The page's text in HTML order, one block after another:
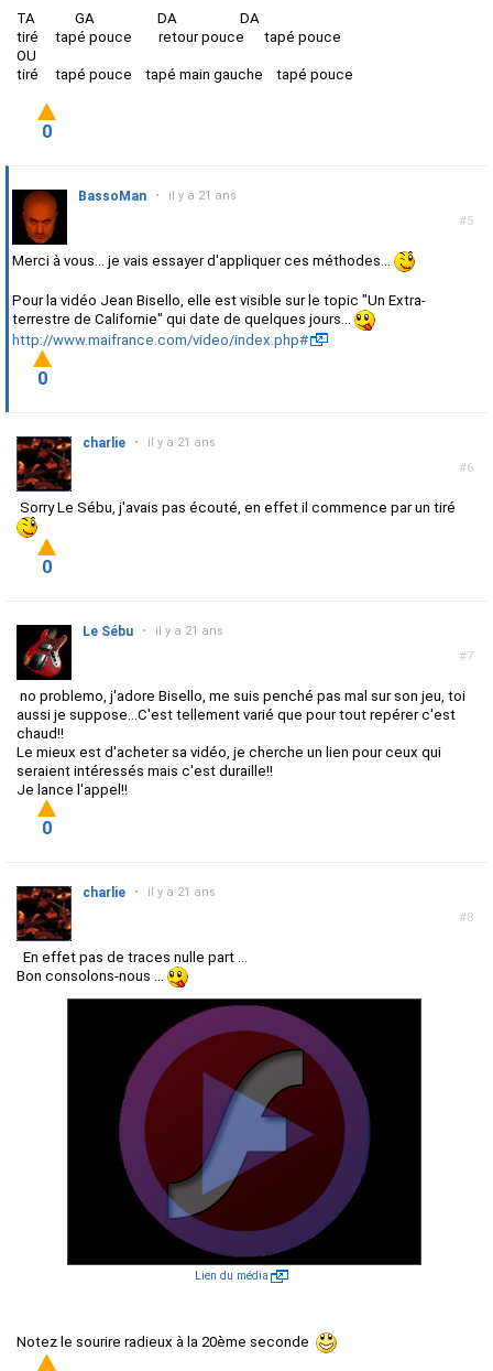
TA GA DA DA
tiré tapé pouce retour pouce tapé pouce
OU
tiré tapé pouce tapé main gauche tapé pouce
0
#5
BassoMan • il y a 21 ans
Merci à vous... je vais essayer d'appliquer ces méthodes...
Pour la vidéo Jean Bisello, elle est visible sur le topic "Un Extra-
terrestre de Californie" qui date de quelques jours...
http://www.maifrance.com/video/index.php#
0
#6
charlie • il y a 21 ans
Sorry Le Sébu, j'avais pas écouté, en effet il commence par un tiré
0
#7
Le Sébu • il y a 21 ans
no problemo, j'adore Bisello, me suis penché pas mal sur son jeu, toi
aussi je suppose...C'est tellement varié que pour tout repérer c'est
chaud!!
Le mieux est d'acheter sa vidéo, je cherche un lien pour ceux qui
seraient intéressés mais c'est duraille!!
Je lance l'appel!!
0
#8
charlie • il y a 21 ans
En effet pas de traces nulle part ...
Bon consolons-nous ...
Lien du média
Notez le sourire radieux à la 20ème seconde